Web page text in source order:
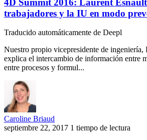
trabajadores y la IU en modo
Traducido automáticamente de Deepl
Nuestro propio vicepresidente de ingeniería,
explica el intercambio de información entre
entre procesos y formul...
Caroline Briaud
septiembre 22, 2017 1 tiempo de lectura